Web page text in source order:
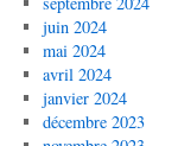
juin 2024
mai 2024
avril 2024
janvier 2024
décembre 2023